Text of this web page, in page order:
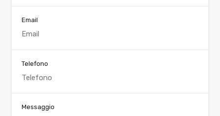
Email
Telefono
Messaggio